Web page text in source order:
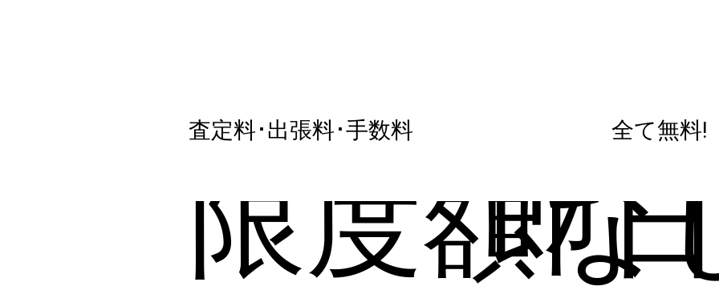
査定料･出張料･手数料 全て無料!
限度額な
即